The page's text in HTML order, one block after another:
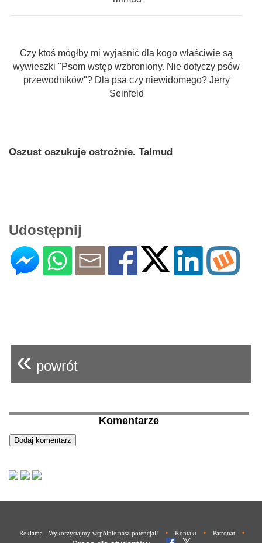
Czy ktoś mógłby mi wyjaśnić dla kogo właściwie są
wywieszki "Psom wstęp wzbroniony. Nie dotyczy psów
przewodników"? Dla psa czy niewidomego? Jerry
Seinfeld
Oszust oszukuje ostrożnie. Talmud
Udostępnij
« powrót
Komentarze
Reklama - Wykorzystajmy wspólnie nasz potencjał! • Kontakt • Patronat •